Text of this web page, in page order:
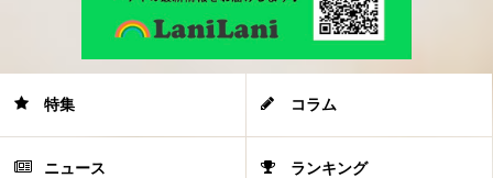
特集 コラム
ニュース ランキング